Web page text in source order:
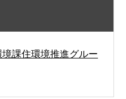
課住環境推進グルー